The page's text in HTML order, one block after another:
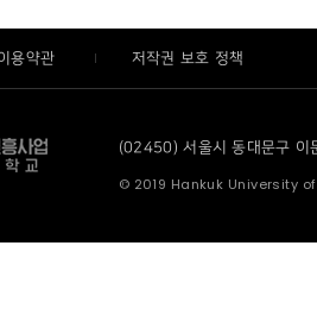
용약관 저작권 보호 정책
(02450) 서울시 동대문구
© 2019 Hankuk University